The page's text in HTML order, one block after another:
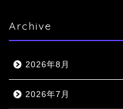
Archive
2026年8月
2026年7月